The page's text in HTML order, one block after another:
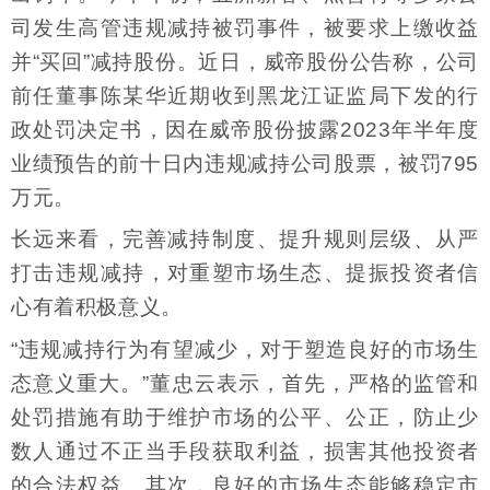
司发生高管违规减持被罚事件，被要求上缴收益
并“买回”减持股份。近日，威帝股份公告称，公司
前任董事陈某华近期收到黑龙江证监局下发的行
政处罚决定书，因在威帝股份披露2023年半年度
业绩预告的前十日内违规减持公司股票，被罚795
万元。
长远来看，完善减持制度、提升规则层级、从严
打击违规减持，对重塑市场生态、提振投资者信
心有着积极意义。
“违规减持行为有望减少，对于塑造良好的市场生
态意义重大。”董忠云表示，首先，严格的监管和
处罚措施有助于维护市场的公平、公正，防止少
数人通过不正当手段获取利益，损害其他投资者
的合法权益。其次，良好的市场生态能够稳定市